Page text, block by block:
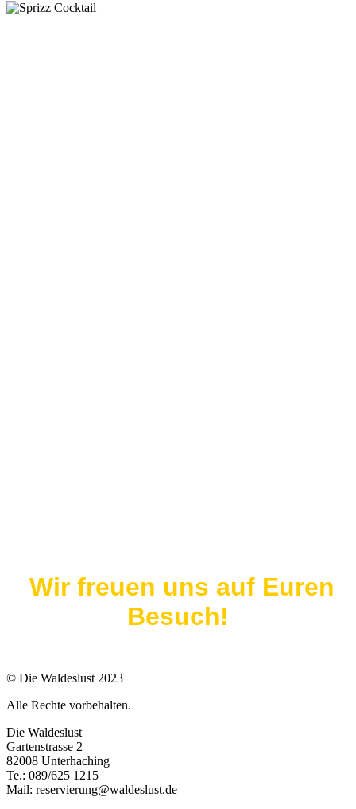
Wir freuen uns auf Euren
Besuch!
© Die Waldeslust 2023
Alle Rechte vorbehalten.
Die Waldeslust
Gartenstrasse 2
82008 Unterhaching
Te.: 089/625 1215
Mail: reservierung@waldeslust.de